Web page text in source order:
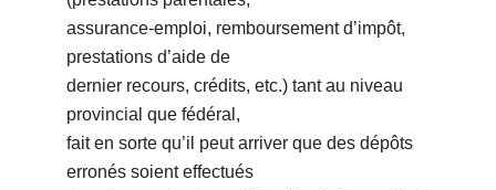
assurance-emploi, remboursement d’impôt,
prestations d’aide de
dernier recours, crédits, etc.) tant au niveau
provincial que fédéral,
fait en sorte qu’il peut arriver que des dépôts
erronés soient effectués